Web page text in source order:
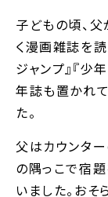
子どもの頃、
く漫画雑誌を読
ジャンプ』『少
年誌も置かれ
た。
父はカウンタ
の隅っこで宿
いました。おそ